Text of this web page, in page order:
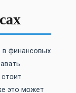
в финансовых
это может